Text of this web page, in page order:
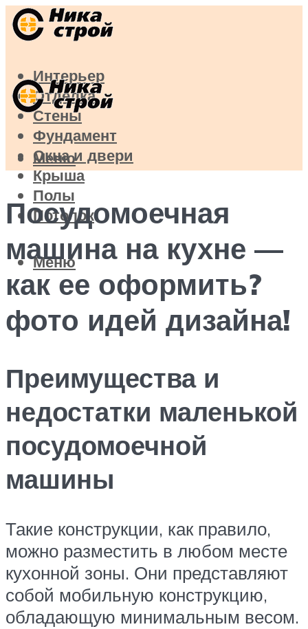
Интерьер
Отделка
Стены
Фундамент
Окна и двери
Крыша
Полы
Потолок
Меню
Меню
Посудомоечная
машина на кухне —
как ее оформить?
фото идей дизайна!
Преимущества и
недостатки маленькой
посудомоечной
машины
Такие конструкции, как правило,
можно разместить в любом месте
кухонной зоны. Они представляют
собой мобильную конструкцию,
обладающую минимальным весом.